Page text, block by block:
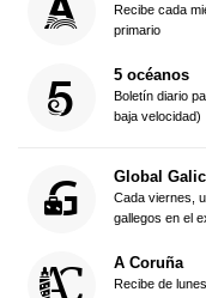
Recibe cada
primario
5 océanos
Boletín diario
baja velocidad)
Global
Cada viernes,
gallegos en el
A Coruña
Recibe de